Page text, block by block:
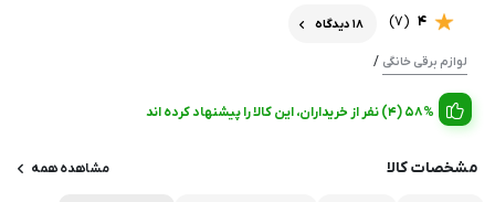
4
(7) 18 دیدگاه
لوازم برقی خانگی /
58% (4) نفر از خریداران، این کالا را پیشنهاد کرده اند
مشخصات کالا مشاهده همه